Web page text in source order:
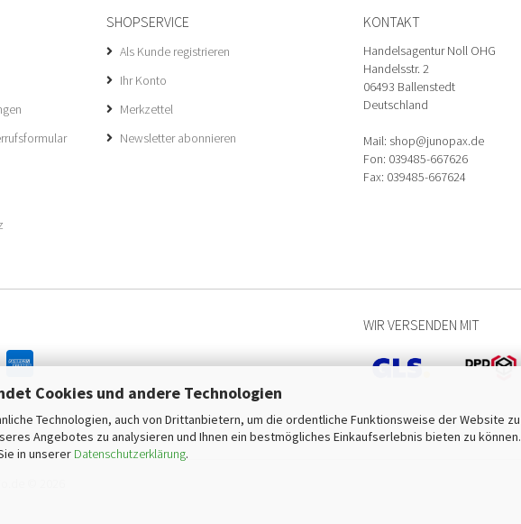
Cookies und andere Technologien
Technologien, auch von Drittanbietern, um die ordentliche Funktionsweise der Website zu
Angebotes zu analysieren und Ihnen ein bestmögliches Einkaufserlebnis bieten zu können.
in unserer Datenschutzerklärung.
SHOPSERVICE
Als Kunde registrieren
Ihr Konto
Merkzettel
Newsletter abonnieren
KONTAKT
Handelsagentur Noll OHG
Handelsstr. 2
06493 Ballenstedt
Deutschland
Mail: shop@junopax.de
Fon: 039485-667626
Fax: 039485-667624
WIR VERSENDEN MIT